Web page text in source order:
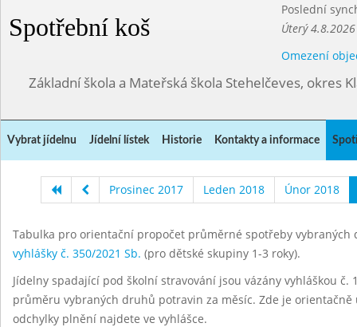
Spotřební koš
Poslední
Úterý
Omezení
Základní škola a Mateřská škola Stehelčeves, okres
Vybrat jídelnu Jídelní lístek Historie Kontakty a informace
Prosinec 2017 Leden 2018 Únor 2018
Tabulka pro orientační propočet průměrné spotřeby
vyhlášky č. 350/2021 Sb. (pro dětské skupiny 1-3 roky).
Jídelny spadající pod školní stravování jsou vázány vyhláškou
průměru vybraných druhů potravin za měsíc. Zde je
odchylky plnění najdete ve vyhlášce.